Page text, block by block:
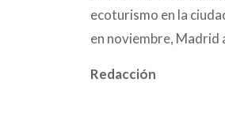
ecoturismo en la
en noviembre, Madrid
Redacción